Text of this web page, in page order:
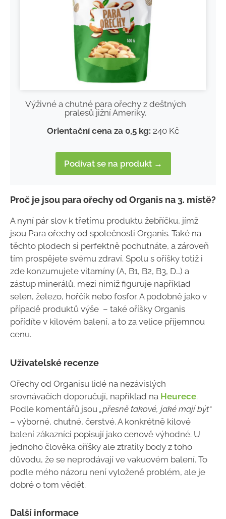
Výživné a chutné para ořechy z deštných
pralesů jižní Ameriky.
Orientační cena za 0,5 kg: 240 Kč
Podívat se na produkt →
Proč je jsou para ořechy od Organis na 3. místě?
A nyní pár slov k třetímu produktu žebříčku, jímž
jsou Para ořechy od společnosti Organis. Také na
těchto plodech si perfektně pochutnáte, a zároveň
tím prospějete svému zdraví. Spolu s oříšky totiž i
zde konzumujete vitamíny (A, B1, B2, B3, D…) a
zástup minerálů, mezi nimiž figuruje například
selen, železo, hořčík nebo fosfor. A podobně jako v
případě produktů výše – také oříšky Organis
pořídíte v kilovém balení, a to za velice příjemnou
cenu.
Uživatelské recenze
Ořechy od Organisu lidé na nezávislých
srovnávačích doporučují, například na Heurece.
Podle komentářů jsou „přesně takové, jaké mají být“
– výborné, chutné, čerstvé. A konkrétně kilové
balení zákazníci popisují jako cenově výhodné. U
jednoho člověka oříšky ale ztratily body z toho
důvodu, že se neprodávají ve vakuovém balení. To
podle mého názoru není vyloženě problém, ale je
dobré o tom vědět.
Další informace